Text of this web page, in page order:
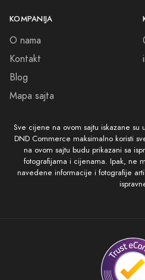
KOMPANIJA
O nama
Kontakt
Blog
Mapa sajta
Sve cijene na ovom sajtu iskazane su
DND Commerce maksimalno koristi
na ovom sajtu budu prikazani sa
fotografijama i cijenama. Ipak, ne
navedene informacije i fotografije